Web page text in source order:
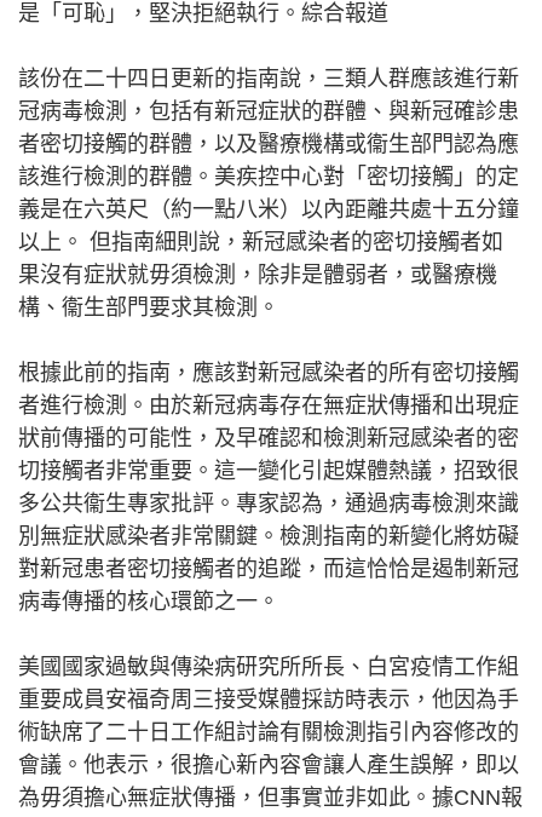
是「可恥」，堅決拒絕執行。綜合報道
該份在二十四日更新的指南說，三類人群應該進行新
冠病毒檢測，包括有新冠症狀的群體、與新冠確診患
者密切接觸的群體，以及醫療機構或衞生部門認為應
該進行檢測的群體。美疾控中心對「密切接觸」的定
義是在六英尺（約一點八米）以內距離共處十五分鐘
以上。 但指南細則說，新冠感染者的密切接觸者如
果沒有症狀就毋須檢測，除非是體弱者，或醫療機
構、衞生部門要求其檢測。
根據此前的指南，應該對新冠感染者的所有密切接觸
者進行檢測。由於新冠病毒存在無症狀傳播和出現症
狀前傳播的可能性，及早確認和檢測新冠感染者的密
切接觸者非常重要。這一變化引起媒體熱議，招致很
多公共衞生專家批評。專家認為，通過病毒檢測來識
別無症狀感染者非常關鍵。檢測指南的新變化將妨礙
對新冠患者密切接觸者的追蹤，而這恰恰是遏制新冠
病毒傳播的核心環節之一。
美國國家過敏與傳染病研究所所長、白宮疫情工作組
重要成員安福奇周三接受媒體採訪時表示，他因為手
術缺席了二十日工作組討論有關檢測指引內容修改的
會議。他表示，很擔心新內容會讓人產生誤解，即以
為毋須擔心無症狀傳播，但事實並非如此。據CNN報